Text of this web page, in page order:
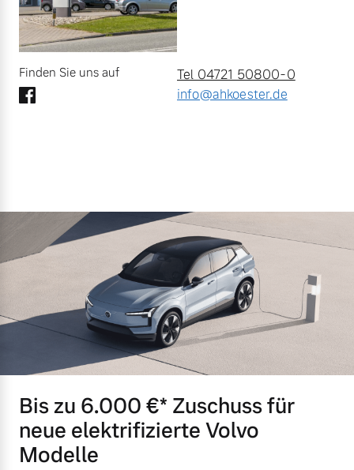
Tel 04721 50800-0
info@ahkoester.de
Finden Sie uns auf
Bis zu 6.000 €⁠* Zuschuss für
neue elektrifizierte Volvo
Modelle